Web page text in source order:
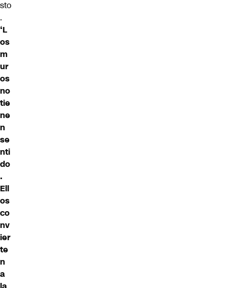
sto
.
‘L
os
m
ur
os
no
tie
ne
n
se
nti
do
.
Ell
os
co
nv
ier
te
n
a